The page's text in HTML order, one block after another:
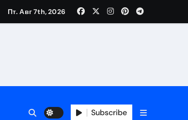
результатов при анонимном лечении
Пт. Авг 7th, 2026
Subscribe